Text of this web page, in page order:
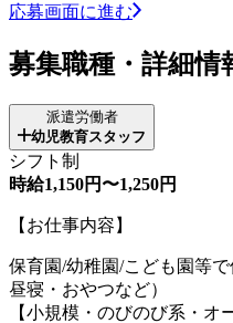
応募画面に進む
募集職種・詳細情
派遣労働者
幼児教育スタッフ
シフト制
時給1,150円〜1,250円
【お仕事内容】
保育園/幼稚園/こども園等
昼寝・おやつなど）
【小規模・のびのび系・